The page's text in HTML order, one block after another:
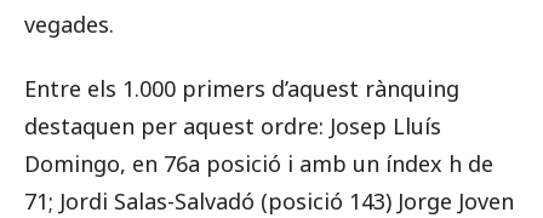
vegades.
Entre els 1.000 primers d’aquest rànquing
destaquen per aquest ordre: Josep Lluís
Domingo, en 76a posició i amb un índex h de
71; Jordi Salas-Salvadó (posició 143) Jorge Joven